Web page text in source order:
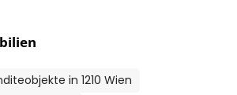
in 1210 Wien